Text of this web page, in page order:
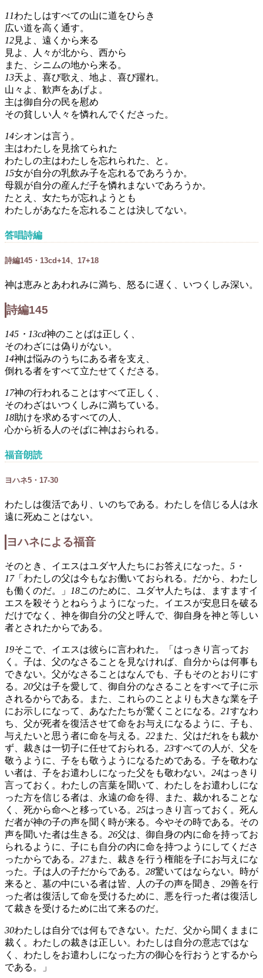
11わたしはすべての山に道をひらき
広い道を高く通す。
12見よ、遠くから来る
見よ、人々が北から、西から
また、シニムの地から来る。
13天よ、喜び歌え、地よ、喜び躍れ。
山々よ、歓声をあげよ。
主は御自分の民を慰め
その貧しい人々を憐れんでくださった。
14シオンは言う。
主はわたしを見捨てられた
わたしの主はわたしを忘れられた、と。
15女が自分の乳飲み子を忘れるであろうか。
母親が自分の産んだ子を憐れまないであろうか。
たとえ、女たちが忘れようとも
わたしがあなたを忘れることは決してない。
答唱詩編
詩編145・13cd+14、17+18
神は恵みとあわれみに満ち、怒るに遅く、いつくしみ深い。
詩編145
145・13cd神のことばは正しく、
そのわざには偽りがない。
14神は悩みのうちにある者を支え、
倒れる者をすべて立たせてくださる。
17神の行われることはすべて正しく、
そのわざはいつくしみに満ちている。
18助けを求めるすべての人、
心から祈る人のそばに神はおられる。
福音朗読
ヨハネ5・17-30
わたしは復活であり、いのちである。わたしを信じる人は永
遠に死ぬことはない。
ヨハネによる福音
そのとき、イエスはユダヤ人たちにお答えになった。 5・
17「わたしの父は今もなお働いておられる。だから、わたし
も働くのだ。」 18このために、ユダヤ人たちは、ますますイ
エスを殺そうとねらうようになった。イエスが安息日を破る
だけでなく、神を御自分の父と呼んで、御自身を神と等しい
者とされたからである。
19そこで、イエスは彼らに言われた。「はっきり言ってお
く。子は、父のなさることを見なければ、自分からは何事も
できない。父がなさることはなんでも、子もそのとおりにす
る。 20父は子を愛して、御自分のなさることをすべて子に示
されるからである。また、これらのことよりも大きな業を子
にお示しになって、あなたたちが驚くことになる。 21すなわ
ち、父が死者を復活させて命をお与えになるように、子も、
与えたいと思う者に命を与える。 22また、父はだれをも裁か
ず、裁きは一切子に任せておられる。 23すべての人が、父を
敬うように、子をも敬うようになるためである。子を敬わな
い者は、子をお遣わしになった父をも敬わない。 24はっきり
言っておく。わたしの言葉を聞いて、わたしをお遣わしにな
った方を信じる者は、永遠の命を得、また、裁かれることな
く、死から命へと移っている。 25はっきり言っておく。死ん
だ者が神の子の声を聞く時が来る。今やその時である。その
声を聞いた者は生きる。 26父は、御自身の内に命を持ってお
られるように、子にも自分の内に命を持つようにしてくださ
ったからである。 27また、裁きを行う権能を子にお与えにな
った。子は人の子だからである。 28驚いてはならない。時が
来ると、墓の中にいる者は皆、人の子の声を聞き、 29善を行
った者は復活して命を受けるために、悪を行った者は復活し
て裁きを受けるために出て来るのだ。
30わたしは自分では何もできない。ただ、父から聞くままに
裁く。わたしの裁きは正しい。わたしは自分の意志ではな
く、わたしをお遣わしになった方の御心を行おうとするから
である。」